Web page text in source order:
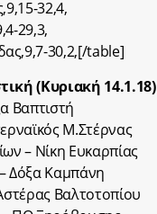
32,4,
29,3,
30,2,[/table]
(Κυριακή 14.1.18)
Βαπτιστή
Μ.Στέρνας
– Νίκη Ευκαρπίας
Δόξα Καμπάνη
Βαλτοτοπίου